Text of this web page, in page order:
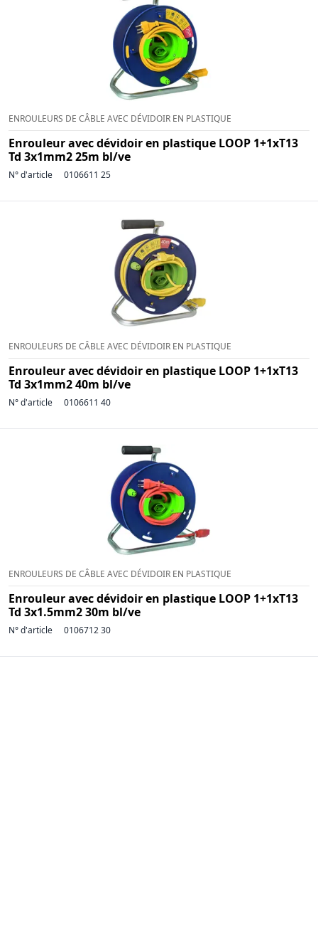
ENROULEURS DE CÂBLE AVEC DÉVIDOIR EN PLASTIQUE
Enrouleur avec dévidoir en plastique LOOP 1+1xT13
Td 3x1mm2 25m bl/ve
N° d'article 0106611 25
ENROULEURS DE CÂBLE AVEC DÉVIDOIR EN PLASTIQUE
Enrouleur avec dévidoir en plastique LOOP 1+1xT13
Td 3x1mm2 40m bl/ve
N° d'article 0106611 40
ENROULEURS DE CÂBLE AVEC DÉVIDOIR EN PLASTIQUE
Enrouleur avec dévidoir en plastique LOOP 1+1xT13
Td 3x1.5mm2 30m bl/ve
N° d'article 0106712 30